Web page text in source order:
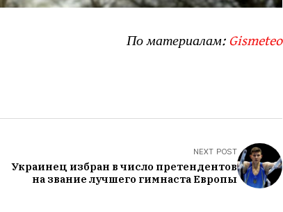
По материалам: Gismeteo
NEXT POST
Украинец избран в число претендентов
на звание лучшего гимнаста Европы